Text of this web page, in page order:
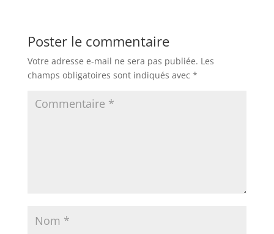
Poster le commentaire
Votre adresse e-mail ne sera pas publiée. Les
champs obligatoires sont indiqués avec *